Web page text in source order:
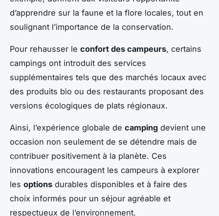
d’apprendre sur la faune et la flore locales, tout en
soulignant l’importance de la conservation.
Pour rehausser le confort des campeurs, certains
campings ont introduit des services
supplémentaires tels que des marchés locaux avec
des produits bio ou des restaurants proposant des
versions écologiques de plats régionaux.
Ainsi, l’expérience globale de camping devient une
occasion non seulement de se détendre mais de
contribuer positivement à la planète. Ces
innovations encouragent les campeurs à explorer
les options durables disponibles et à faire des
choix informés pour un séjour agréable et
respectueux de l’environnement.